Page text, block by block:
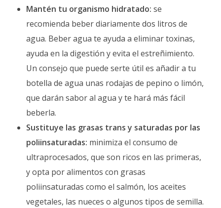
Mantén tu organismo hidratado: se
recomienda beber diariamente dos litros de
agua. Beber agua te ayuda a eliminar toxinas,
ayuda en la digestión y evita el estreñimiento.
Un consejo que puede serte útil es añadir a tu
botella de agua unas rodajas de pepino o limón,
que darán sabor al agua y te hará más fácil
beberla.
Sustituye las grasas trans y saturadas por las
poliinsaturadas: minimiza el consumo de
ultraprocesados, que son ricos en las primeras,
y opta por alimentos con grasas
poliinsaturadas como el salmón, los aceites
vegetales, las nueces o algunos tipos de semilla.